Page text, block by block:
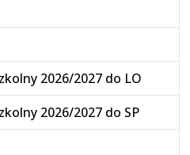
2026/2027 do LO
2026/2027 do SP